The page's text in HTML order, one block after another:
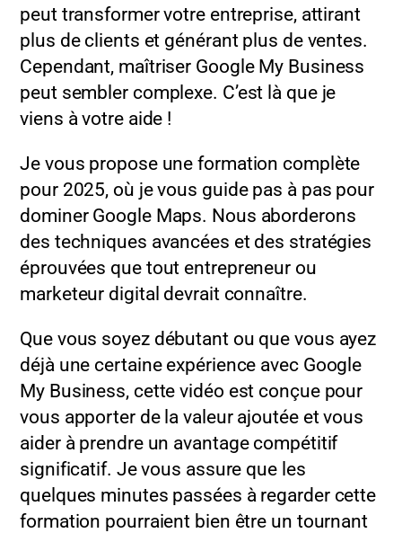
peut transformer votre entreprise, attirant
plus de clients et générant plus de ventes.
Cependant, maîtriser Google My Business
peut sembler complexe. C’est là que je
viens à votre aide !
Je vous propose une formation complète
pour 2025, où je vous guide pas à pas pour
dominer Google Maps. Nous aborderons
des techniques avancées et des stratégies
éprouvées que tout entrepreneur ou
marketeur digital devrait connaître.
Que vous soyez débutant ou que vous ayez
déjà une certaine expérience avec Google
My Business, cette vidéo est conçue pour
vous apporter de la valeur ajoutée et vous
aider à prendre un avantage compétitif
significatif. Je vous assure que les
quelques minutes passées à regarder cette
formation pourraient bien être un tournant